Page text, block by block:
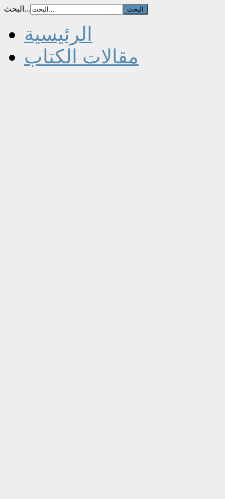
البحث...
الرئيسية
مقالات الكتاب